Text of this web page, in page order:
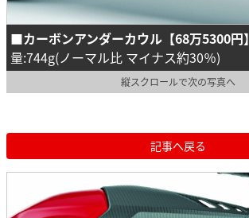
■カーボンアンダーカウル【68万5300円】
量:744g(ノーマル比 マイナス約30％)
縦スクロールで次の写真へ
記事へ戻る